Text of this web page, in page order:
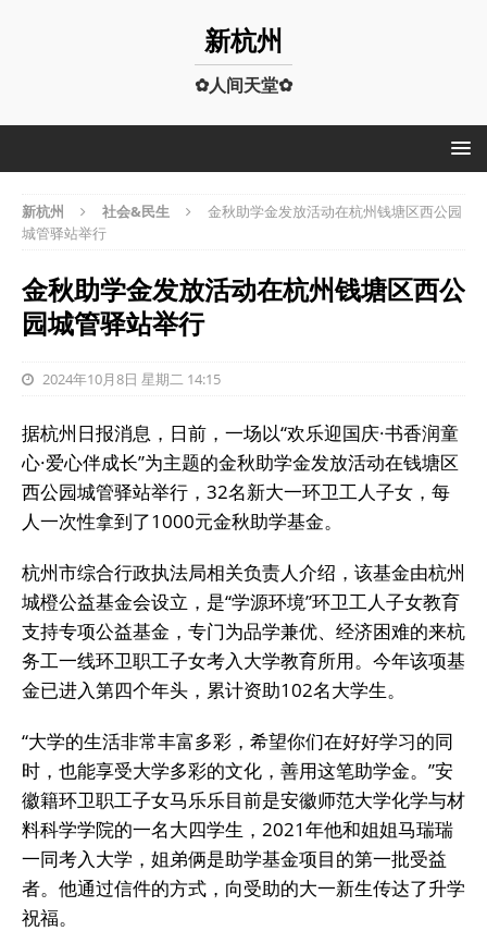
新杭州
✿人间天堂✿
新杭州 社会&民生
金秋助学金发放活动在杭州钱塘区西公园
城管驿站举行
金秋助学金发放活动在杭州钱塘区西公
园城管驿站举行
2024年10月8日 星期二 14:15
据杭州日报消息，日前，一场以“欢乐迎国庆·书香润童
心·爱心伴成长”为主题的金秋助学金发放活动在钱塘区
西公园城管驿站举行，32名新大一环卫工人子女，每
人一次性拿到了1000元金秋助学基金。
杭州市综合行政执法局相关负责人介绍，该基金由杭州
城橙公益基金会设立，是“学源环境”环卫工人子女教育
支持专项公益基金，专门为品学兼优、经济困难的来杭
务工一线环卫职工子女考入大学教育所用。今年该项基
金已进入第四个年头，累计资助102名大学生。
“大学的生活非常丰富多彩，希望你们在好好学习的同
时，也能享受大学多彩的文化，善用这笔助学金。”安
徽籍环卫职工子女马乐乐目前是安徽师范大学化学与材
料科学学院的一名大四学生，2021年他和姐姐马瑞瑞
一同考入大学，姐弟俩是助学基金项目的第一批受益
者。他通过信件的方式，向受助的大一新生传达了升学
祝福。